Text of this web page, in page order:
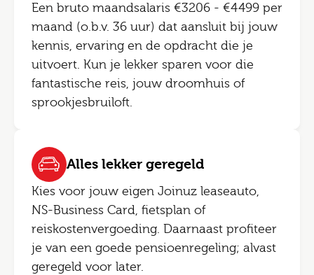
Een bruto maandsalaris €3206 - €4499 per
maand (o.b.v. 36 uur) dat aansluit bij jouw
kennis, ervaring en de opdracht die je
uitvoert. Kun je lekker sparen voor die
fantastische reis, jouw droomhuis of
sprookjesbruiloft.
Alles lekker geregeld
Kies voor jouw eigen Joinuz leaseauto,
NS-Business Card, fietsplan of
reiskostenvergoeding. Daarnaast profiteer
je van een goede pensioenregeling; alvast
geregeld voor later.